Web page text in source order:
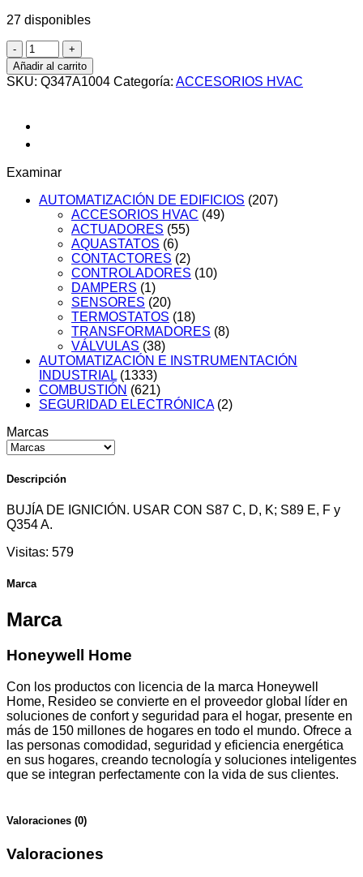
27 disponibles
Q347A1004
cantidad
Añadir al carrito
SKU: Q347A1004 Categoría: ACCESORIOS HVAC
Examinar
AUTOMATIZACIÓN DE EDIFICIOS (207)
ACCESORIOS HVAC (49)
ACTUADORES (55)
AQUASTATOS (6)
CONTACTORES (2)
CONTROLADORES (10)
DAMPERS (1)
SENSORES (20)
TERMOSTATOS (18)
TRANSFORMADORES (8)
VÁLVULAS (38)
AUTOMATIZACIÓN E INSTRUMENTACIÓN
INDUSTRIAL (1333)
COMBUSTIÓN (621)
SEGURIDAD ELECTRÓNICA (2)
Marcas
Descripción
BUJÍA DE IGNICIÓN. USAR CON S87 C, D, K; S89 E, F y
Q354 A.
Visitas: 579
Marca
Marca
Honeywell Home
Con los productos con licencia de la marca Honeywell
Home, Resideo se convierte en el proveedor global líder en
soluciones de confort y seguridad para el hogar, presente en
más de 150 millones de hogares en todo el mundo. Ofrece a
las personas comodidad, seguridad y eficiencia energética
en sus hogares, creando tecnología y soluciones inteligentes
que se integran perfectamente con la vida de sus clientes.
Valoraciones (0)
Valoraciones